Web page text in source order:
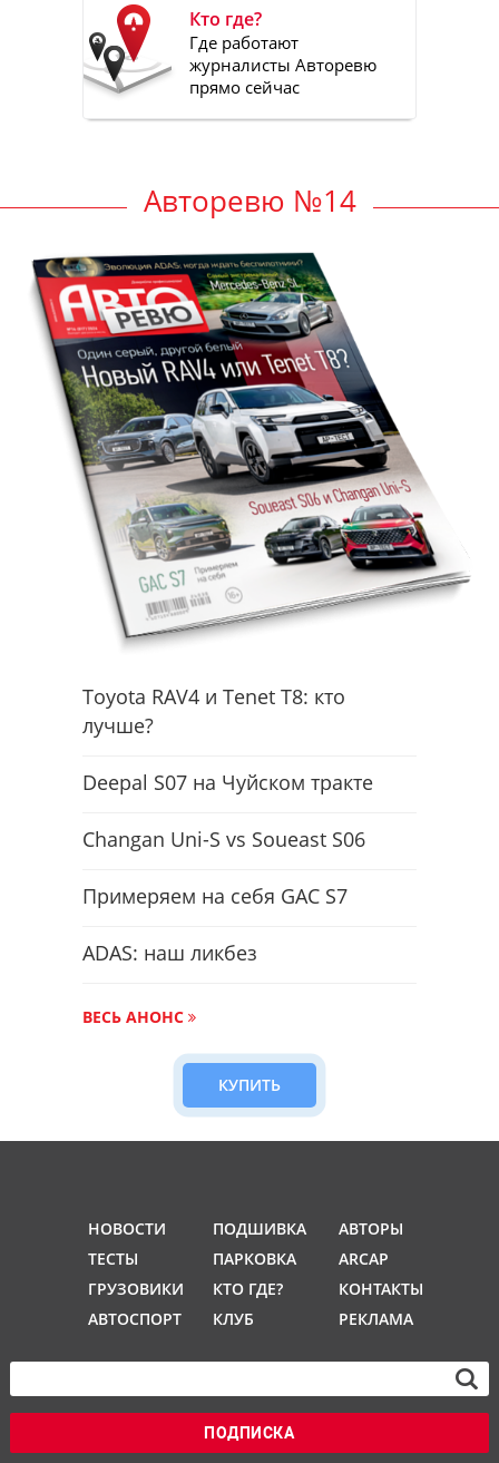
Кто где?
Где работают
журналисты Авторевю
прямо сейчас
Авторевю №14
Toyota RAV4 и Tenet T8: кто
лучше?
Deepal S07 на Чуйском тракте
Changan Uni-S vs Soueast S06
Примеряем на себя GAC S7
ADAS: наш ликбез
ВЕСЬ АНОНС
КУПИТЬ
НОВОСТИ
ТЕСТЫ
ГРУЗОВИКИ
АВТОСПОРТ
ПОДШИВКА
ПАРКОВКА
КТО ГДЕ?
КЛУБ
АВТОРЫ
ARCAP
КОНТАКТЫ
РЕКЛАМА
ПОДПИСКА